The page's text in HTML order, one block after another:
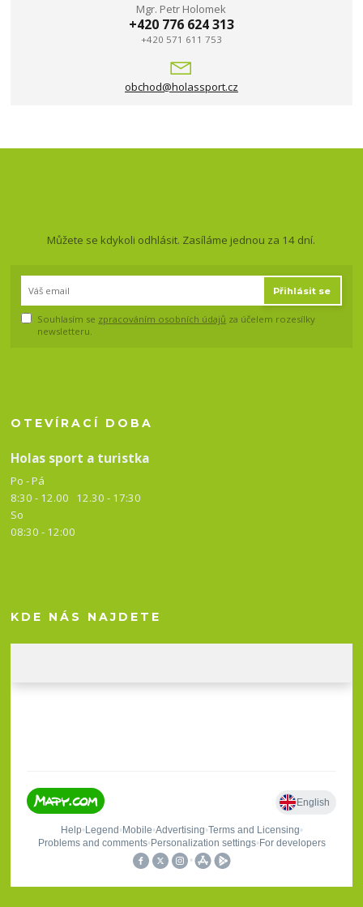
Mgr. Petr Holomek
+420 776 624 313
+420 571 611 753
obchod@holassport.cz
Můžete se kdykoli odhlásit. Zasíláme jednou za 14 dní.
Přihlásit se
Souhlasím se zpracováním osobních údajů za účelem rozesílky
newsletteru.
OTEVÍRACÍ DOBA
Holas sport a turistka
Po - Pá
8:30 - 12.00 12.30 - 17:30
So
08:30 - 12:00
KDE NÁS NAJDETE